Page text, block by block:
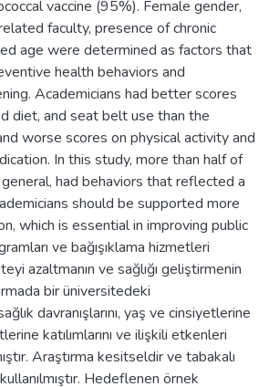
vaccine (95%). Female gender,
faculty, presence of chronic
age were determined as factors that
health behaviors and
Academicians had better scores
diet, and seat belt use than the
worse scores on physical activity and
In this study, more than half of
had behaviors that reflected a
should be supported more
which is essential in improving public
ve bağışıklama hizmetleri
azaltmanın ve sağlığı geliştirmenin
bir üniversitedeki
davranışlarını, yaş ve cinsiyetlerine
katılımlarını ve ilişkili etkenleri
Araştırma kesitseldir ve tabakalı
Hedeflenen örnek